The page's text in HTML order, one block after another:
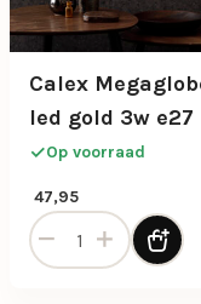
Calex
led gold 3w e27
Op voorraad
47,95
Calex Megaglobe